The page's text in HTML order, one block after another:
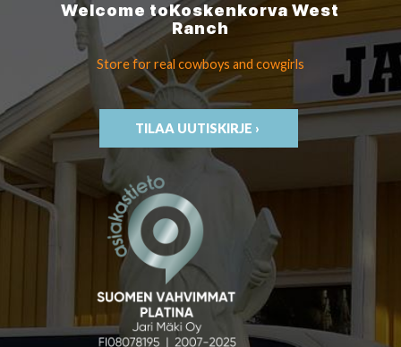
Welcome toKoskenkorvaWest
Ranch
Store for real cowboys and cowgirls
TILAA UUTISKIRJE ›